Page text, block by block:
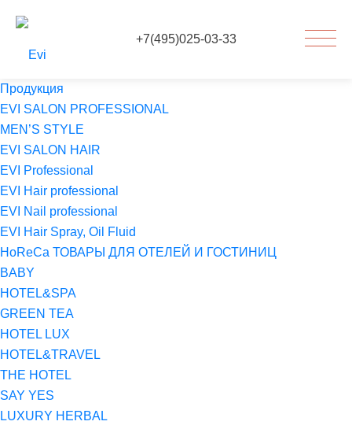
+7(495)025-03-33
Продукция
EVI SALON PROFESSIONAL
MEN’S STYLE
EVI SALON HAIR
EVI Professional
EVI Hair professional
EVI Nail professional
EVI Hair Spray, Oil Fluid
HoReCa ТОВАРЫ ДЛЯ ОТЕЛЕЙ И ГОСТИНИЦ
BABY
HOTEL&SPA
GREEN TEA
HOTEL LUX
HOTEL&TRAVEL
THE HOTEL
SAY YES
LUXURY HERBAL